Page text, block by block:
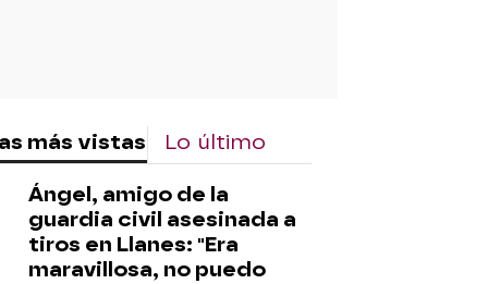
más vistas Lo último
Ángel, amigo de la
guardia civil asesinada a
tiros en Llanes: "Era
maravillosa, no puedo